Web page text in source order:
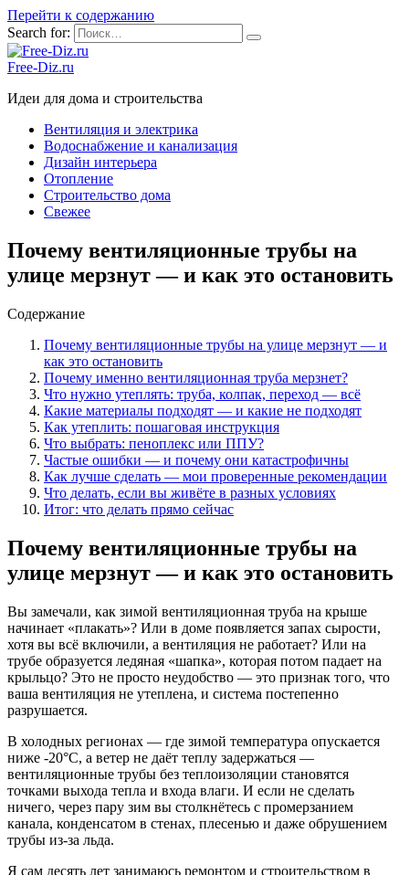
Перейти к содержанию
Search for:
Free-Diz.ru
Идеи для дома и строительства
Вентиляция и электрика
Водоснабжение и канализация
Дизайн интерьера
Отопление
Строительство дома
Свежее
Почему вентиляционные трубы на
улице мерзнут — и как это остановить
Содержание
Почему вентиляционные трубы на улице мерзнут — и
как это остановить
Почему именно вентиляционная труба мерзнет?
Что нужно утеплять: труба, колпак, переход — всё
Какие материалы подходят — и какие не подходят
Как утеплить: пошаговая инструкция
Что выбрать: пеноплекс или ППУ?
Частые ошибки — и почему они катастрофичны
Как лучше сделать — мои проверенные рекомендации
Что делать, если вы живёте в разных условиях
Итог: что делать прямо сейчас
Почему вентиляционные трубы на
улице мерзнут — и как это остановить
Вы замечали, как зимой вентиляционная труба на крыше
начинает «плакать»? Или в доме появляется запах сырости,
хотя вы всё включили, а вентиляция не работает? Или на
трубе образуется ледяная «шапка», которая потом падает на
крыльцо? Это не просто неудобство — это признак того, что
ваша вентиляция не утеплена, и система постепенно
разрушается.
В холодных регионах — где зимой температура опускается
ниже -20°C, а ветер не даёт теплу задержаться —
вентиляционные трубы без теплоизоляции становятся
точками выхода тепла и входа влаги. И если не сделать
ничего, через пару зим вы столкнётесь с промерзанием
канала, конденсатом в стенах, плесенью и даже обрушением
трубы из-за льда.
Я сам десять лет занимаюсь ремонтом и строительством в